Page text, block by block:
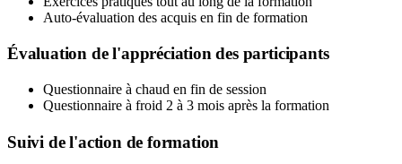
Auto-évaluation des acquis en fin de formation
Évaluation de l'appréciation des participants
Questionnaire à chaud en fin de session
Questionnaire à froid 2 à 3 mois après la formation
Suivi de l'action de formation